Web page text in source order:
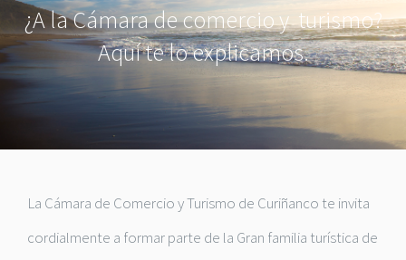
¿A la Cámara de comercio y turismo?
Aquí te lo explicamos.
La Cámara de Comercio y Turismo de Curiñanco te invita
cordialmente a formar parte de la Gran familia turística de